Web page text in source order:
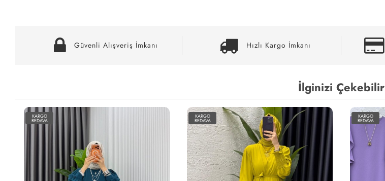
Güvenli Alışveriş İmkanı Hızlı Kargo İmkanı
İlginizi Çekebilir
KARGO
BEDAVA
KARGO
BEDAVA
KARGO
BEDAVA